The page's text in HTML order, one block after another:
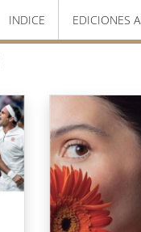
INDICE EDICIONES